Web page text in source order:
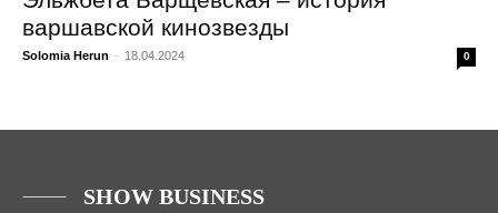
варшавской кинозвезды
Solomia Herun - 18.04.2024 0
SHOW BUSINESS